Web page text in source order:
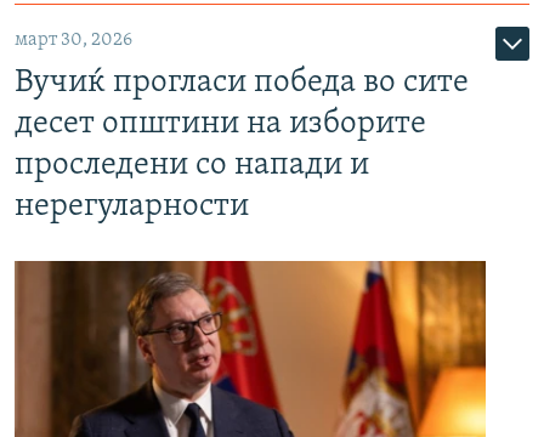
март 30, 2026
Вучиќ прогласи победа во сите
десет општини на изборите
проследени со напади и
нерегуларности